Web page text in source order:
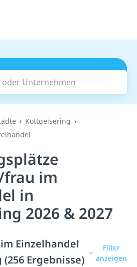
Unternehmen
Suchen
Kottgeisering
frau im
in
2026 & 2027
Einzelhandel
Ergebnisse)
Filter
anzeigen